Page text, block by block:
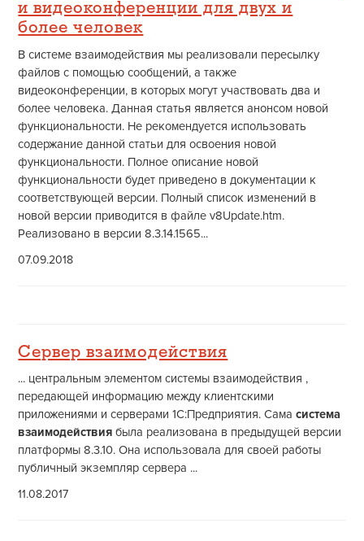
и видеоконференции для двух и
более человек
В системе взаимодействия мы реализовали пересылку
файлов с помощью сообщений, а также
видеоконференции, в которых могут участвовать два и
более человека. Данная статья является анонсом новой
функциональности. Не рекомендуется использовать
содержание данной статьи для освоения новой
функциональности. Полное описание новой
функциональности будет приведено в документации к
соответствующей версии. Полный список изменений в
новой версии приводится в файле v8Update.htm.
Реализовано в версии 8.3.14.1565...
07.09.2018
Сервер взаимодействия
... центральным элементом системы взаимодействия ,
передающей информацию между клиентскими
приложениями и серверами 1С:Предприятия. Самасистема
взаимодействия была реализована в предыдущей версии
платформы 8.3.10. Она использовала для своей работы
публичный экземпляр сервера ...
11.08.2017